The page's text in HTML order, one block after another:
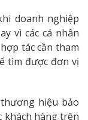
doanh nghiệp
vì các cá nhân
tác cần tham
tìm được đơn vị
hiệu bảo
khách hàng trên